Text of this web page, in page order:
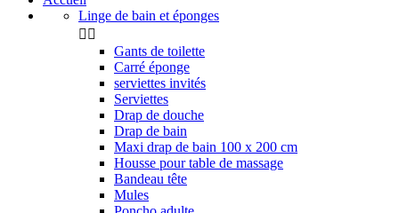
Linge de bain et éponges
 
Gants de toilette
Carré éponge
serviettes invités
Serviettes
Drap de douche
Drap de bain
Maxi drap de bain 100 x 200 cm
Housse pour table de massage
Bandeau tête
Mules